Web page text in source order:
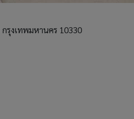
รุงเทพมหานคร 10330